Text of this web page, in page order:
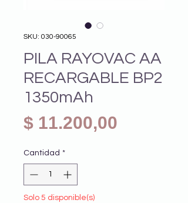
SKU: 030-90065
PILA RAYOVAC AA
RECARGABLE BP2
1350mAh
$ 11.200,00
Cantidad *
Solo 5 disponible(s)